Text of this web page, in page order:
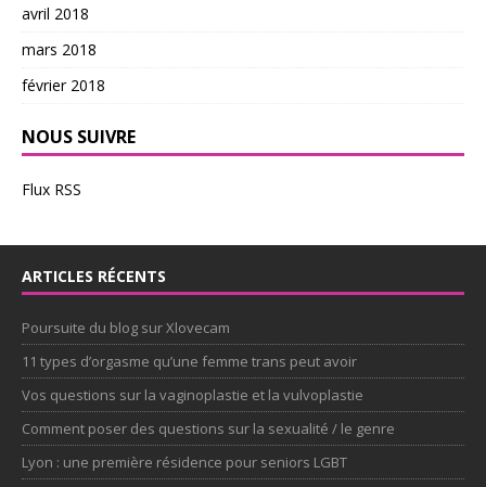
avril 2018
mars 2018
février 2018
NOUS SUIVRE
Flux RSS
ARTICLES RÉCENTS
Poursuite du blog sur Xlovecam
11 types d’orgasme qu’une femme trans peut avoir
Vos questions sur la vaginoplastie et la vulvoplastie
Comment poser des questions sur la sexualité / le genre
Lyon : une première résidence pour seniors LGBT